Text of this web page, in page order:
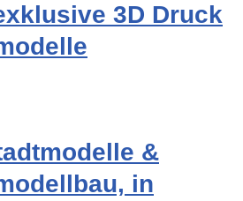
3D Druck
&
in